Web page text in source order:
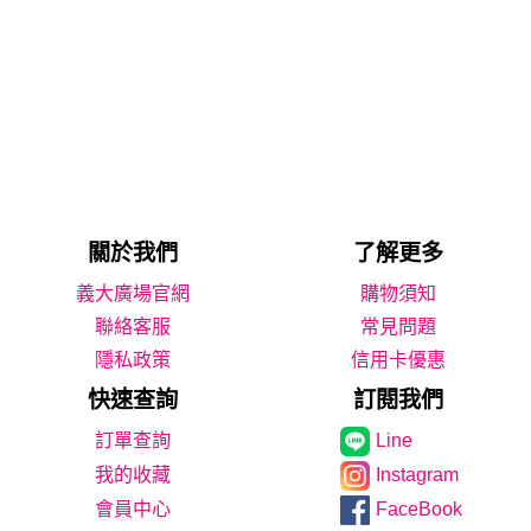
關於我們 了解更多
義大廣場官網
購物須知
聯絡客服
常見問題
隱私政策
信用卡優惠
快速查詢 訂閱我們
Line
我的收藏
Instagram
會員中心
FaceBook